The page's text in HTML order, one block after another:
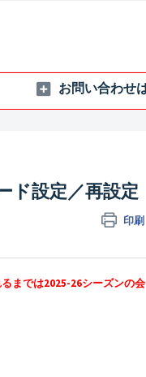
ド設定／再設定
印刷
までは2025-26シーズンの会